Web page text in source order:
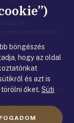
tér
alatti bejárata)
|Adatkezelési
a honlappal
böngészés
hogy az oldal
és azt is
törölni őket.Süti